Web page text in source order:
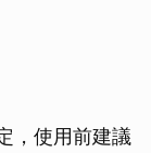
，使用前建議